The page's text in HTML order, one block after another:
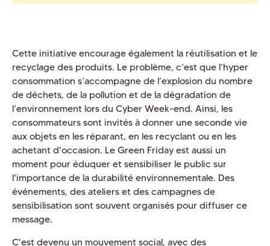
Cette initiative encourage également la réutilisation et le
recyclage des produits. Le problème, c’est que l’hyper
consommation s’accompagne de l’explosion du nombre
de déchets, de la pollution et de la dégradation de
l’environnement lors du Cyber Week-end. Ainsi, les
consommateurs sont invités à donner une seconde vie
aux objets en les réparant, en les recyclant ou en les
achetant d'occasion. Le Green Friday est aussi un
moment pour éduquer et sensibiliser le public sur
l'importance de la durabilité environnementale. Des
événements, des ateliers et des campagnes de
sensibilisation sont souvent organisés pour diffuser ce
message.
C'est devenu un mouvement social, avec des